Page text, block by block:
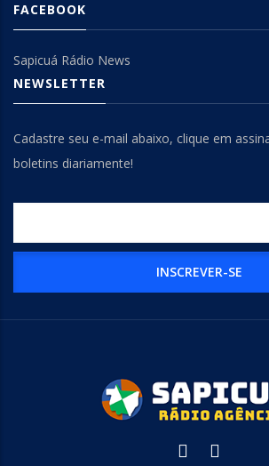
FACEBOOK
Sapicuá Rádio News
NEWSLETTER
Cadastre seu e-mail abaixo, clique em
boletins diariamente!